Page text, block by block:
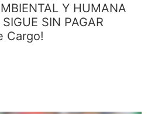
Y HUMANA
SIN PAGAR
Cargo!